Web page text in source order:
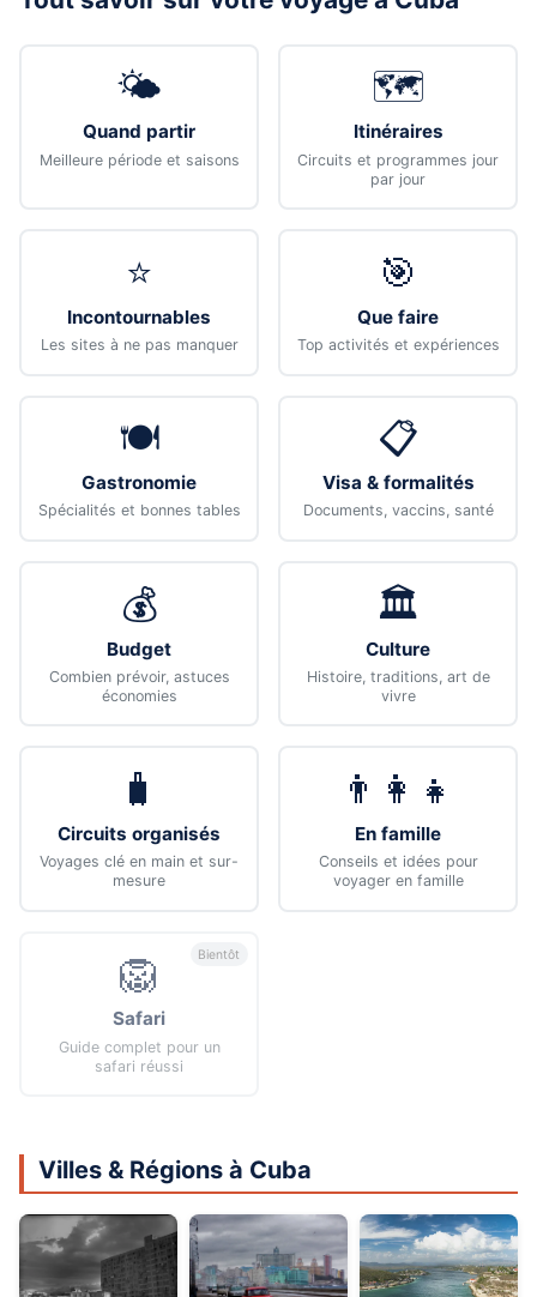
🌤️
Quand partir
Meilleure période et saisons
🗺️
Itinéraires
Circuits et programmes jour
par jour
⭐
Incontournables
Les sites à ne pas manquer
🎯
Que faire
Top activités et expériences
🍽️
Gastronomie
Spécialités et bonnes tables
📋
Visa & formalités
Documents, vaccins, santé
💰
Budget
Combien prévoir, astuces
économies
🏛️
Culture
Histoire, traditions, art de
vivre
🧳
Circuits organisés
Voyages clé en main et sur-
mesure
👨‍👩‍👧
En famille
Conseils et idées pour
voyager en famille
🦁
Safari
Guide complet pour un
safari réussi
Bientôt
Villes & Régions à Cuba